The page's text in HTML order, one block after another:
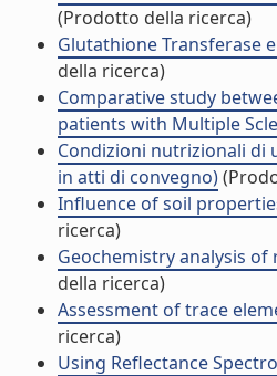
(Prodotto della ricerca)
Glutathione Transferase
della ricerca)
Comparative study
patients with Multiple
Condizioni nutrizionali di
in atti di convegno)
Influence of soil
ricerca)
Geochemistry analysis
della ricerca)
Assessment of trace
ricerca)
Using Reflectance